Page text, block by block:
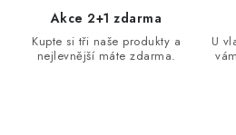
Akce 2+1 zdarma
Kupte si tři naše produkty a
nejlevnější máte zdarma.
U